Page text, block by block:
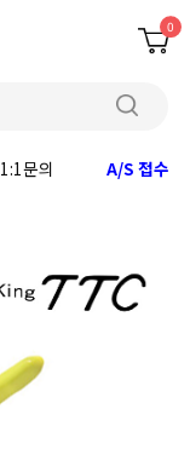
0
1:1문의 A/S 접수